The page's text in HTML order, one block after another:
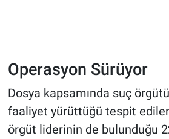
Operasyon Sürüyor
Dosya kapsamında suç
faaliyet yürüttüğü tespit
örgüt liderinin de bulunduğu